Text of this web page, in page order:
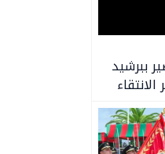
ببرشيد